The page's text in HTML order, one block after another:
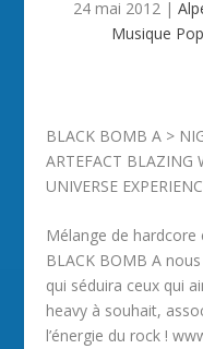
24 mai 2012 |
Musique
BLACK BOMB A >
ARTEFACT BLAZING
UNIVERSE
Mélange de
BLACK BOMB A
qui séduira ceux qui
heavy à souhait,
l’énergie du rock !